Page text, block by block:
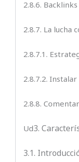
2.8.6. Backlinks
2.8.7. La lucha
2.8.7.1.
2.8.7.2.
2.8.8.
Ud3.
3.1.